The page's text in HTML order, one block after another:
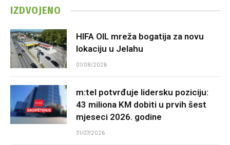
IZDVOJENO
HIFA OIL mreža bogatija za novu
lokaciju u Jelahu
01/08/2026
m:tel potvrđuje lidersku poziciju:
43 miliona KM dobiti u prvih šest
mjeseci 2026. godine
31/07/2026